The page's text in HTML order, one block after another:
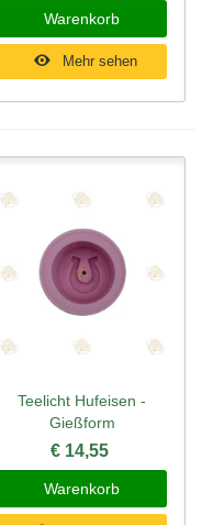
Warenkorb
Mehr sehen
Teelicht Hufeisen -
Gießform
€ 14,55
Warenkorb